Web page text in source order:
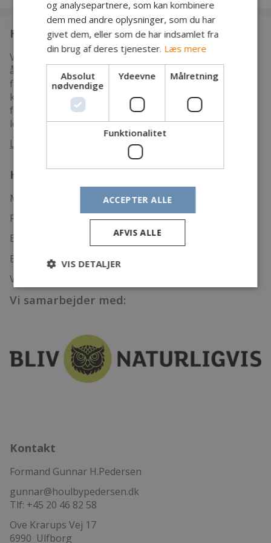
Hvem er vi
Vi er en mere end 100 år gammel forening, som er
åben for alle. Vi har som mål at samle mest muligt
fiskevand i Storåen i Holstebro Kommune, så alle kan
komme til at fiske. Og så gør vi en meget stor indsats
for vandpleje blandt andet med gydegrus, så
levevilkårene for faunaen bliver så gode som muligt.
Læs mere
Hvad kan vi tilbyde
Mere end 40 km rigtig fint laksefiskevand
Fint socialt miljø langs fiskevandet
En juniorafdeling med faste klubaftener
Eget klubhus
Veludstyret værksted
Vi samarbejder med:
Kontakt
Formand Gunnar H.Pedersen
gunnar@houlbypedersen.dk
Tlf: +45 20 46 82 58
Ove Krarups Vej 17
6990 Ulfborg
og analysepartnere, som kan kombinere
dem med andre oplysninger, som du har
givet dem, eller som de har indsamlet fra
din brug af deres tjenester. Læs mere
Absolut
nødvendige
Ydeevne Målretning
Funktionalitet
ACCEPTER ALLE
AFVIS ALLE
VIS DETALJER